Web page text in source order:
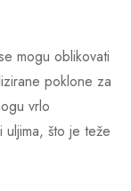
mogu oblikovati
poklone za
vrlo
uljima, što je teže